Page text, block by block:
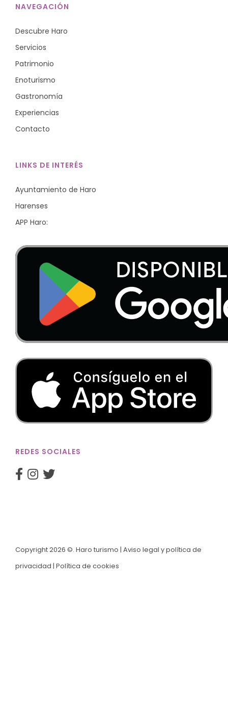
NAVEGACIÓN
Descubre Haro
Servicios
Patrimonio
Enoturismo
Gastronomía
Experiencias
Contacto
LINKS DE INTERÉS
Ayuntamiento de Haro
Harenses
APP Haro:
REDES SOCIALES
Copyright 2026 ©. Haro turismo | Aviso legal y política de
privacidad | Política de cookies